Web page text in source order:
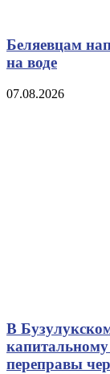
Беляевцам
на воде
07.08.2026
В
переправы